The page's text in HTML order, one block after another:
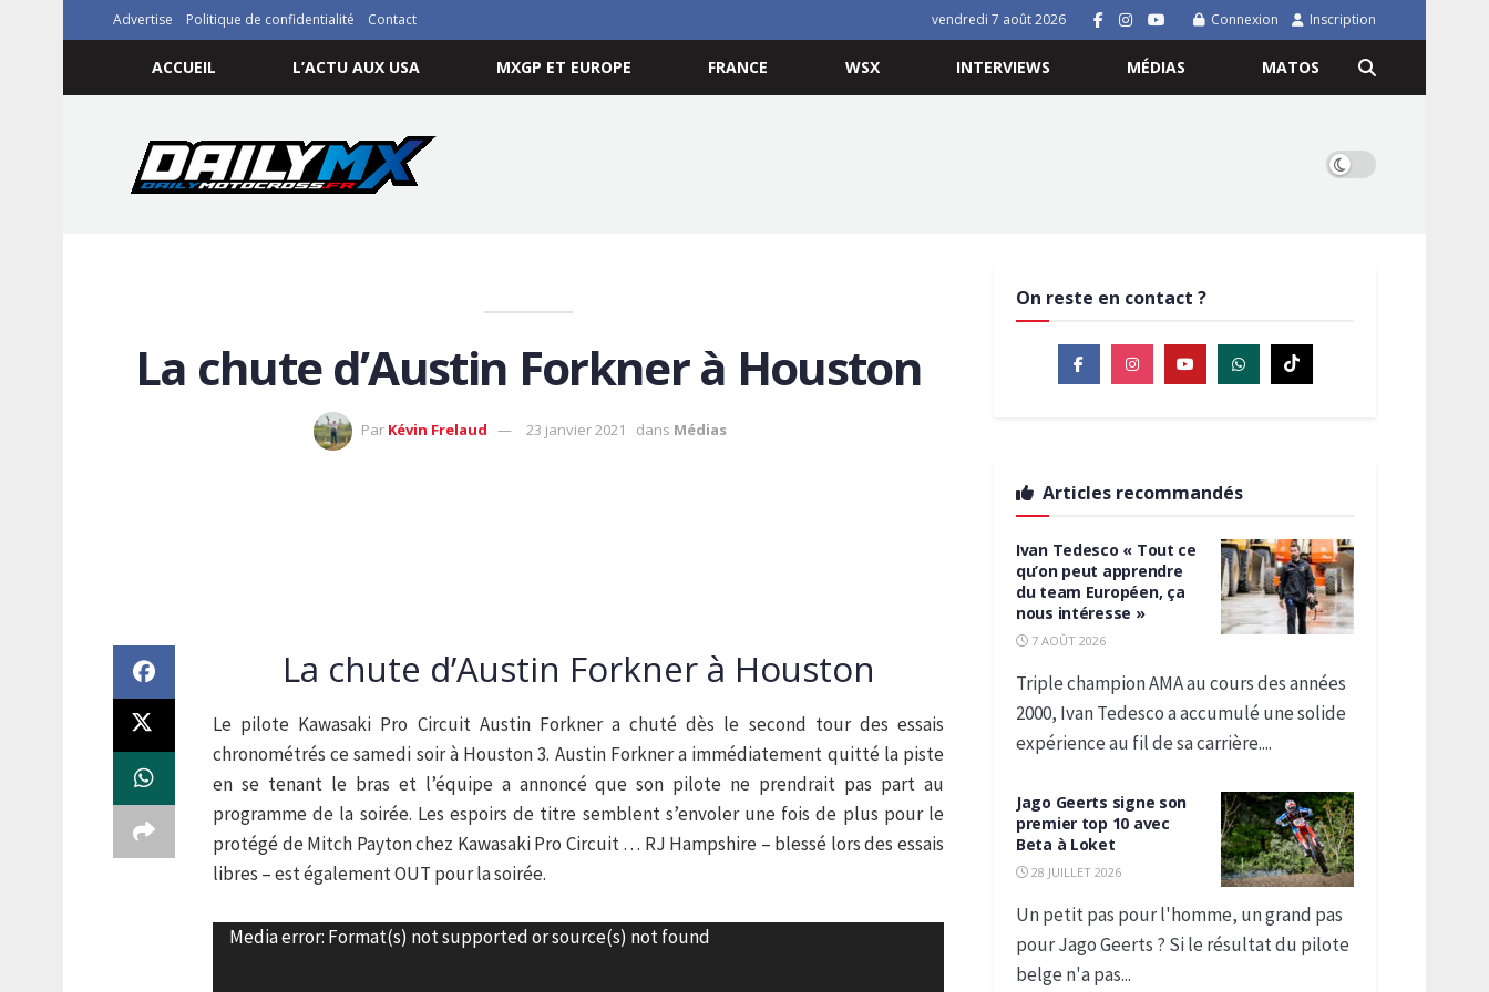
Advertise Politique de confidentialité Contact vendredi 7 août 2026 Connexion Inscription
ACCUEIL L’ACTU AUX USA MXGP ET EUROPE FRANCE WSX INTERVIEWS MÉDIAS MATOS
La chute d’Austin Forkner à Houston
Par Kévin Frelaud 23 janvier 2021 dans Médias
La chute d’Austin Forkner à Houston
Le pilote Kawasaki Pro Circuit Austin Forkner a chuté dès le second tour des essais
chronométrés ce samedi soir à Houston 3. Austin Forkner a immédiatement quitté la piste
en se tenant le bras et l’équipe a annoncé que son pilote ne prendrait pas part au
programme de la soirée. Les espoirs de titre semblent s’envoler une fois de plus pour le
protégé de Mitch Payton chez Kawasaki Pro Circuit … RJ Hampshire – blessé lors des essais
libres – est également OUT pour la soirée.
Lecteur
Media error: Format(s) not supported or source(s) not found
On reste en contact ?
Articles recommandés
Ivan Tedesco « Tout ce
qu’on peut apprendre
du team Européen, ça
nous intéresse »
7 AOÛT 2026
Triple champion AMA au cours des années
2000, Ivan Tedesco a accumulé une solide
expérience au fil de sa carrière....
Jago Geerts signe son
premier top 10 avec
Beta à Loket
28 JUILLET 2026
Un petit pas pour l'homme, un grand pas
pour Jago Geerts ? Si le résultat du pilote
belge n'a pas...